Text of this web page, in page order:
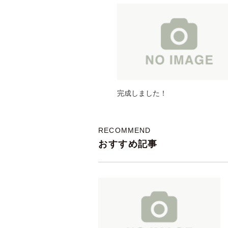
完成しました！
RECOMMEND
おすすめ記事